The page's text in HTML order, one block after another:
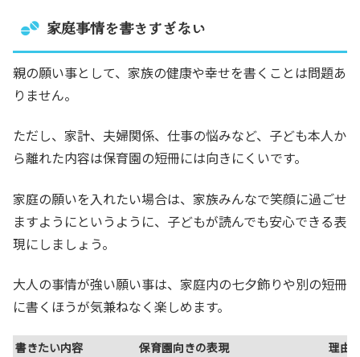
家庭事情を書きすぎない
親の願い事として、家族の健康や幸せを書くことは問題あ
りません。
ただし、家計、夫婦関係、仕事の悩みなど、子ども本人か
ら離れた内容は保育園の短冊には向きにくいです。
家庭の願いを入れたい場合は、家族みんなで笑顔に過ごせ
ますようにというように、子どもが読んでも安心できる表
現にしましょう。
大人の事情が強い願い事は、家庭内の七夕飾りや別の短冊
に書くほうが気兼ねなく楽しめます。
書きたい内容 保育園向きの表現 理由